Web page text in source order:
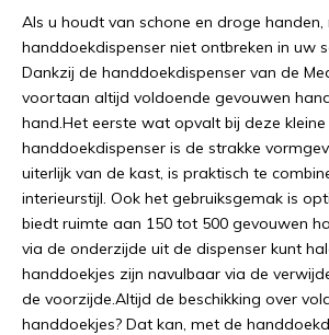
Als u houdt van schone en droge
handdoekdispenser niet ontbreken in uw
Dankzij de handdoekdispenser van de
voortaan altijd voldoende gevouwen
hand.Het eerste wat opvalt bij deze kleine
handdoekdispenser is de strakke
uiterlijk van de kast, is praktisch te
interieurstijl. Ook het gebruiksgemak is
biedt ruimte aan 150 tot 500 gevouwen
via de onderzijde uit de dispenser kunt
handdoekjes zijn navulbaar via de
de voorzijde.Altijd de beschikking over
handdoekjes? Dat kan, met de